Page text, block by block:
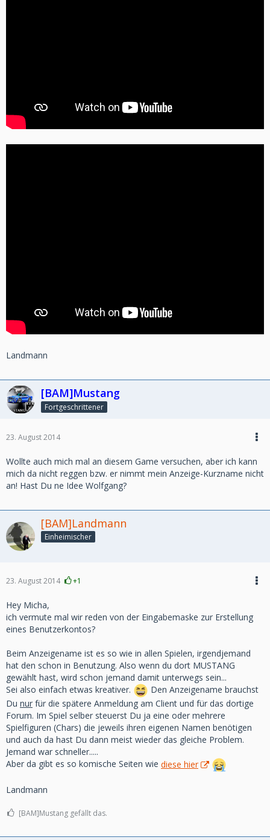
Landmann
[BAM]Mustang
Fortgeschrittener
23. August 2014
Wollte auch mich mal an diesem Game versuchen, aber ich kann
mich da nicht reggen bzw. er nimmt mein Anzeige-Kurzname nicht
an! Hast Du ne Idee Wolfgang?
[BAM]Landmann
Einheimischer
23. August 2014 +1
Hey Micha,
ich vermute mal wir reden von der Eingabemaske zur Erstellung
eines Benutzerkontos?
Beim Anzeigename ist es so wie in allen Spielen, irgendjemand
hat den schon in Benutzung. Also wenn du dort MUSTANG
gewählt hast, wird schon jemand damit unterwegs sein...
Sei also einfach etwas kreativer.
Den Anzeigename brauchst
Du nur für die spätere Anmeldung am Client und für das dortige
Forum. Im Spiel selber steuerst Du ja eine oder mehrere
Spielfiguren (Chars) die jeweils ihren eigenen Namen benötigen
und auch da hast Du dann meist wieder das gleiche Problem.
Jemand war schneller.....
Aber da gibt es so komische Seiten wie diese hier
Landmann
[BAM]Mustang gefällt das.